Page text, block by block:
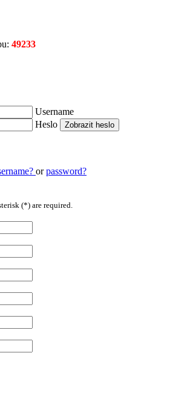
49233
Username
Heslo
Zobrazit heslo
orpassword?
(*) are required.